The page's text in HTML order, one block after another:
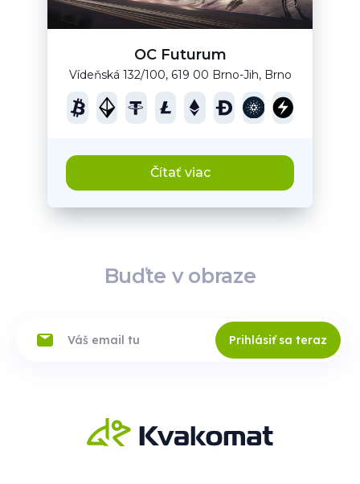
OC Futurum
Vídeňská 132/100, 619 00 Brno-Jih, Brno
Čítať viac
Buďte v obraze
Prihlásiť sa teraz